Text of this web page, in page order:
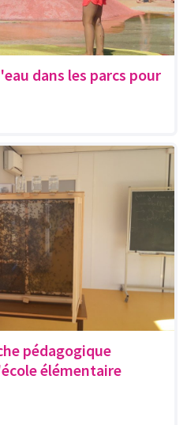
dans les parcs pour
pédagogique
élémentaire